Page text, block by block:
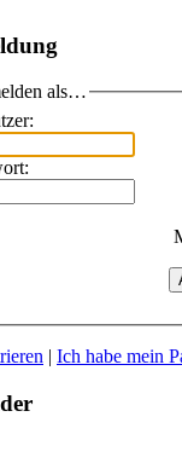
als…
| Ich habe mein